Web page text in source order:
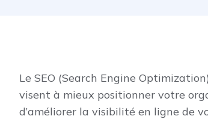
Le SEO (Search Engine
visent à mieux positionner votre
d’améliorer la visibilité en ligne de